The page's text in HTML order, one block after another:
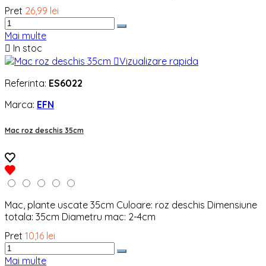
Pret 26,99 lei
Mai multe
 In stoc
Vizualizare rapida
Referinta: ES6022
Marca: EFN
Mac roz deschis 35cm
Mac, plante uscate 35cm Culoare: roz deschis Dimensiune
totala: 35cm Diametru mac: 2-4cm
Pret 10,16 lei
Mai multe